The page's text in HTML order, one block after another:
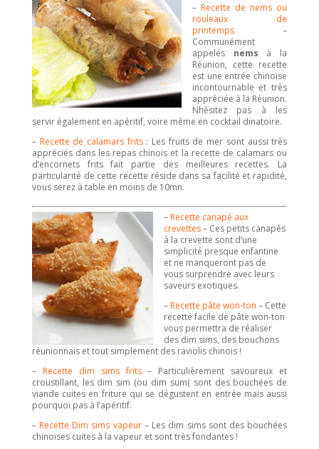
– Recette de nems ou
rouleaux de
printemps–
Communément
appelés nems à la
Réunion, cette recette
est une entrée chinoise
incontournable et très
appréciée à la Réunion.
Nhésitez pas à les
servir également en apéritif, voire même en cocktail dinatoire.
– Recette de calamars frits: Les fruits de mer sont aussi très
appréciés dans les repas chinois et la recette de calamars ou
d’encornets frits fait partie des meilleures recettes. La
particularité de cette recette réside dans sa facilité et rapidité,
vous serez à table en moins de 10mn.
– Recette canapé aux
crevettes– Ces petits canapés
à la crevette sont d’une
simplicité presque enfantine
et ne manqueront pas de
vous surprendre avec leurs
saveurs exotiques.
– Recette pâte won-ton – Cette
recette facile de pâte won-ton
vous permettra de réaliser
des dim sims, des bouchons
réunionnais et tout simplement des raviolis chinois !
– Recette dim sims frits– Particulièrement savoureux et
croustillant, les dim sim (ou dim sum( sont des bouchées de
viande cuites en friture qui se dégustent en entrée mais aussi
pourquoi pas à l’apéritif.
– Recette Dim sims vapeur– Les dim sims sont des bouchées
chinoises cuites à la vapeur et sont très fondantes !